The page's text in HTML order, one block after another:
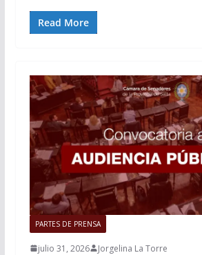
Read More
PARTES DE PRENSA
julio 31, 2026 Jorgelina La Torre